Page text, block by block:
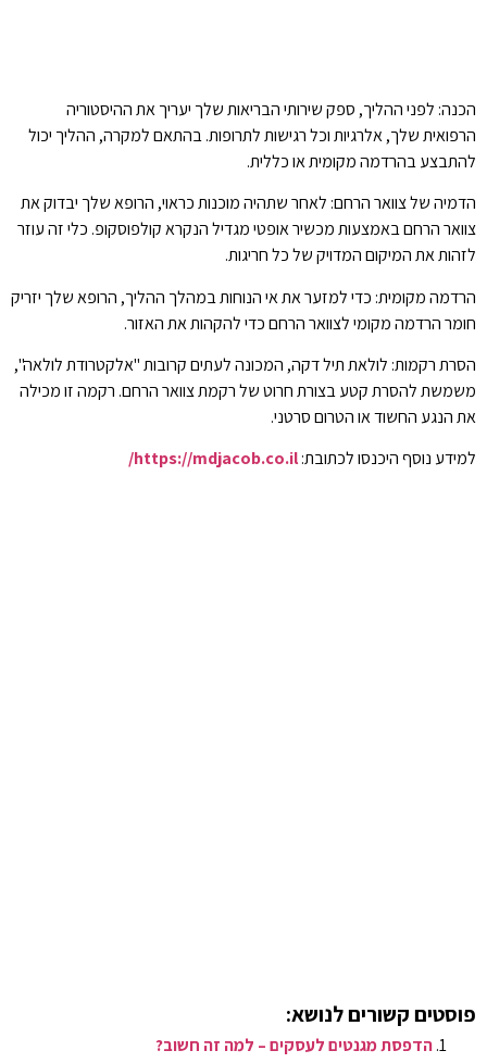
הכנה: לפני ההליך, ספק שירותי הבריאות שלך יעריך את ההיסטוריה
הרפואית שלך, אלרגיות וכל רגישות לתרופות. בהתאם למקרה, ההליך יכול
להתבצע בהרדמה מקומית או כללית.
הדמיה של צוואר הרחם: לאחר שתהיה מוכנות כראוי, הרופא שלך יבדוק את
צוואר הרחם באמצעות מכשיר אופטי מגדיל הנקרא קולפוסקופ. כלי זה עוזר
לזהות את המיקום המדויק של כל חריגות.
הרדמה מקומית: כדי למזער את אי הנוחות במהלך ההליך, הרופא שלך יזריק
חומר הרדמה מקומי לצוואר הרחם כדי להקהות את האזור.
הסרת רקמות: לולאת תיל דקה, המכונה לעתים קרובות "אלקטרודת לולאה",
משמשת להסרת קטע בצורת חרוט של רקמת צוואר הרחם. רקמה זו מכילה
את הנגע החשוד או הטרום סרטני.
למידע נוסף היכנסו לכתובת:https://mdjacob.co.il/
פוסטים קשורים לנושא:
הדפסת מגנטים לעסקים – למה זה חשוב?